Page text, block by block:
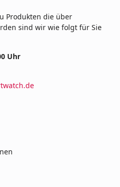
Produkten die über
sind wir wie folgt für Sie
Uhr